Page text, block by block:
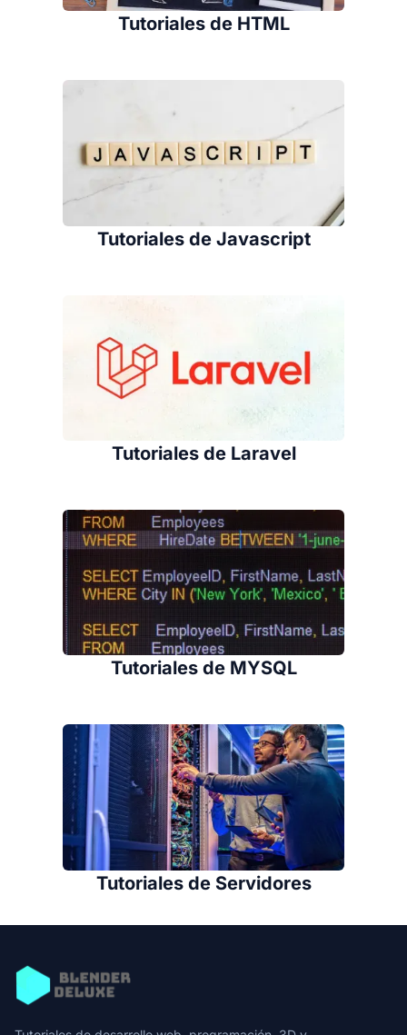
Tutoriales de HTML
Tutoriales de Javascript
Tutoriales de Laravel
Tutoriales de MYSQL
Tutoriales de Servidores